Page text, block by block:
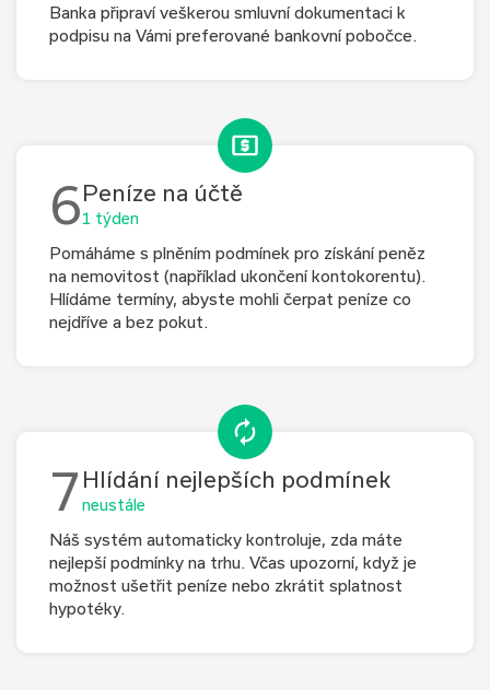
Banka připraví veškerou smluvní dokumentaci k
podpisu na Vámi preferované bankovní pobočce.
6Peníze na účtě
1 týden
Pomáháme s plněním podmínek pro získání peněz
na nemovitost (například ukončení kontokorentu).
Hlídáme termíny, abyste mohli čerpat peníze co
nejdříve a bez pokut.
7 Hlídání nejlepších podmínek
neustále
Náš systém automaticky kontroluje, zda máte
nejlepší podmínky na trhu. Včas upozorní, když je
možnost ušetřit peníze nebo zkrátit splatnost
hypotéky.